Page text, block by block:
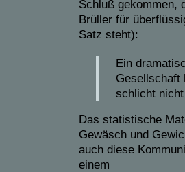
Schluß gekommen,
Brüller für
Satz steht):
Ein
Gesellschaft
schlicht nicht
Das statistische
Gewäsch und
auch diese
einem